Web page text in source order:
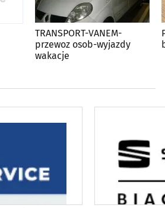
TRANSPORT-VANEM-
przewoz osob-wyjazdy
wakacje